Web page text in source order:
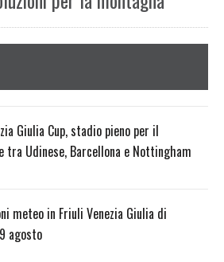
Giulia Cup, stadio pieno per il
tra Udinese, Barcellona e Nottingham
meteo in Friuli Venezia Giulia di
agosto